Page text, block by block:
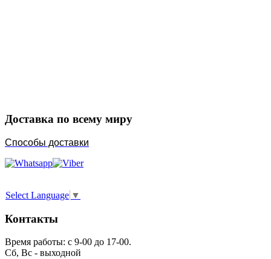
Доставка по всему миру
Способы доставки
Select Language ▼
Контакты
Время работы: с 9-00 до 17-00.
Сб, Вс - выходной